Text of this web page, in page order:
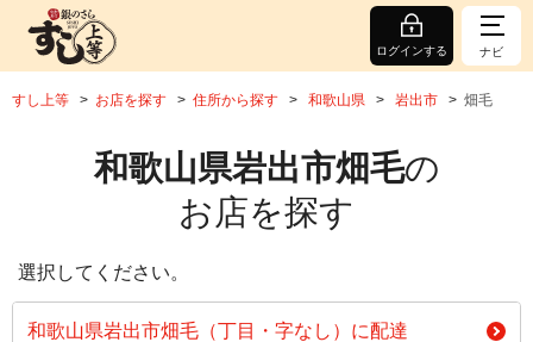
ログインする ナビ
すし上等 お店を探す 住所から探す 和歌山県 岩出市 畑毛
和歌山県岩出市畑毛の
お店を探す
選択してください。
和歌山県岩出市畑毛（丁目・字なし）に配達